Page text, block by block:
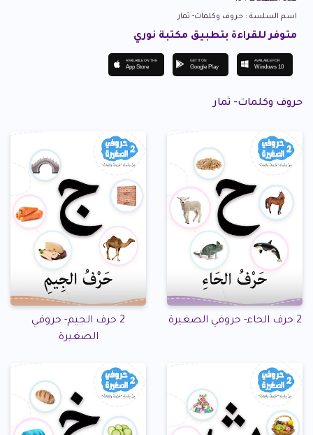
اسم السلسة : حروف وكلمات- ثمار
متوفر للقراءة بتطبيق مكتبة نوري
AVAILABLE ON THE
App Store
GET IT ON
Google Play
AVAILABLE FOR
Windows 10
حروف وكلمات- ثمار
2 حرف الحاء- حروفي الصغيرة
2 حرف الجيم- حروفي
الصغيرة